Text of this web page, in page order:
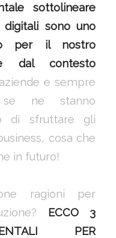
sottolineare
sono uno
per il nostro
dal contesto
e sempre
ne stanno
di sfruttare gli
cosa che
in futuro!
ragioni per
ECCO 3
PER